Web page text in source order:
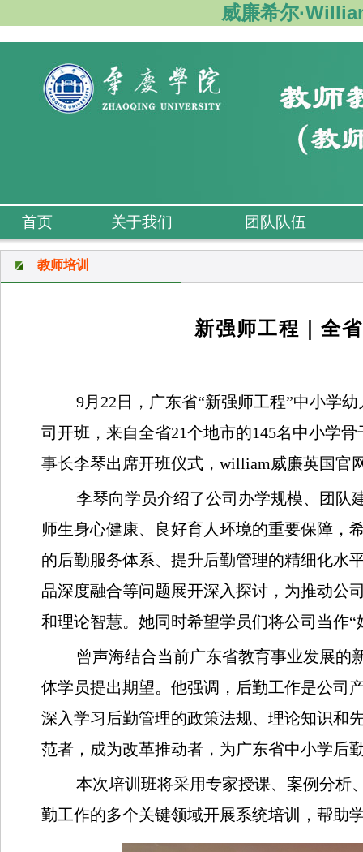
威廉希尔
首页 关于我们 团队队伍
教师培训
新强师工程｜全
9月22日，广东省“新强师工程”中小学
司开班，来自全省21个地市的145名中小学
事长李琴出席开班仪式，william威廉英国官
李琴向学员介绍了公司办学规模、团队
师生身心健康、良好育人环境的重要保障，
的后勤服务体系、提升后勤管理的精细化水
品深度融合等问题展开深入探讨，为推动公
和理论智慧。她同时希望学员们将公司当作
曾声海结合当前广东省教育事业发展的
体学员提出期望。他强调，后勤工作是公司
深入学习后勤管理的政策法规、理论知识和
范者，成为改革推动者，为广东省中小学后
本次培训班将采用专家授课、案例分析
勤工作的多个关键领域开展系统培训，帮助